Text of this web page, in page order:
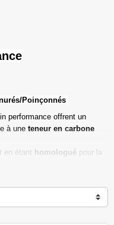
Poinçonnés
performance offrent un
à une teneur en carbone
en étant homologué pour la